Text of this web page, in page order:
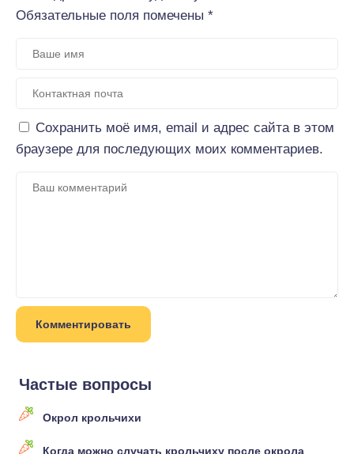
Обязательные поля помечены *
Сохранить моё имя, email и адрес сайта в этом
браузере для последующих моих комментариев.
Частые вопросы
Окрол крольчихи
Когда можно случать крольчиху после окрола